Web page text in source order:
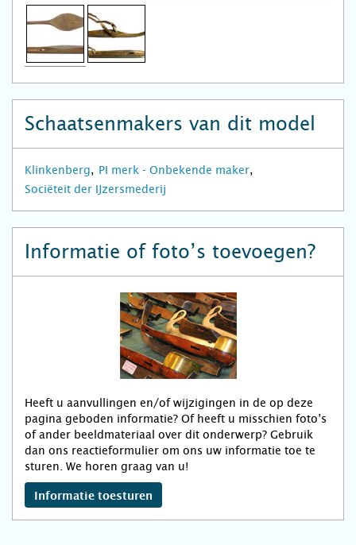
Schaatsenmakers van dit model
Klinkenberg
PI merk - Onbekende maker
Sociëteit der IJzersmederij
Informatie of foto’s toevoegen?
Heeft u aanvullingen en/of wijzigingen in de op deze
pagina geboden informatie? Of heeft u misschien foto’s
of ander beeldmateriaal over dit onderwerp? Gebruik
dan ons reactieformulier om ons uw informatie toe te
sturen. We horen graag van u!
Informatie toesturen